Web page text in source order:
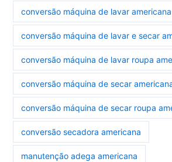
conversão máquina de lavar americana
conversão máquina de lavar e secar
conversão máquina de lavar roupa
conversão máquina de secar
conversão máquina de secar roupa
conversão secadora americana
manutenção adega americana